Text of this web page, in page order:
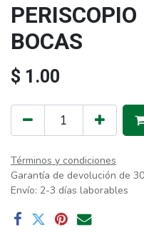
BOCAS
$ 1.00
Términos y condiciones
Garantía de devolución de
Envío: 2-3 días laborables